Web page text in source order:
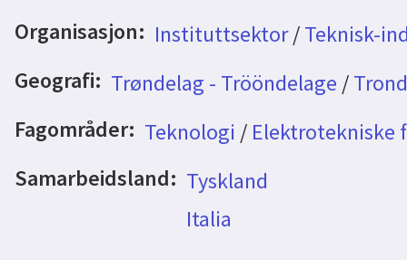
Organisasjon: Instituttsektor/Teknisk-
Geografi: Trøndelag - Trööndelage /
Fagområder: Teknologi / Elektrotekniske
Samarbeidsland: Tyskland
Italia